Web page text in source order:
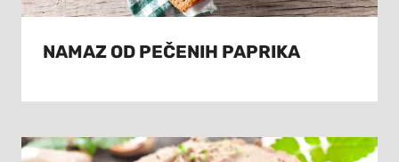
NAMAZ OD PEČENIH PAPRIKA